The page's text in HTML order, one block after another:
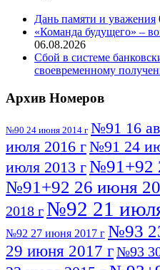
Дань памяти и уважения
«Команда будущего» –
06.08.2026
Сбой в системе
своевременному
Архив Номеров
№90 24 июня 2014 г №91 16
июля 2016 г№91 24
июля 2013 г№91+92
№91+92 26 июня
2018 г№92 21
№92 27 июня 2017 г №93
29 июня 2017 г№93